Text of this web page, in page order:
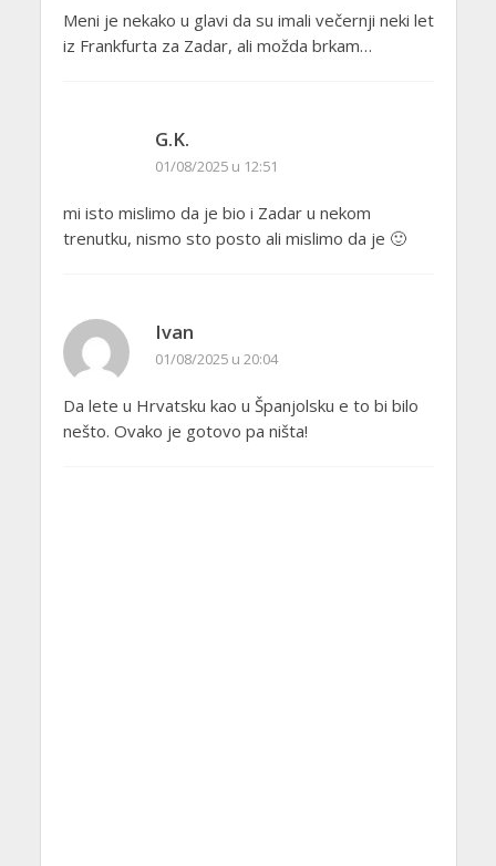
Meni je nekako u glavi da su imali večernji neki let
iz Frankfurta za Zadar, ali možda brkam…
G.K.
01/08/2025 u 12:51
mi isto mislimo da je bio i Zadar u nekom
trenutku, nismo sto posto ali mislimo da je 🙂
Ivan
01/08/2025 u 20:04
Da lete u Hrvatsku kao u Španjolsku e to bi bilo
nešto. Ovako je gotovo pa ništa!